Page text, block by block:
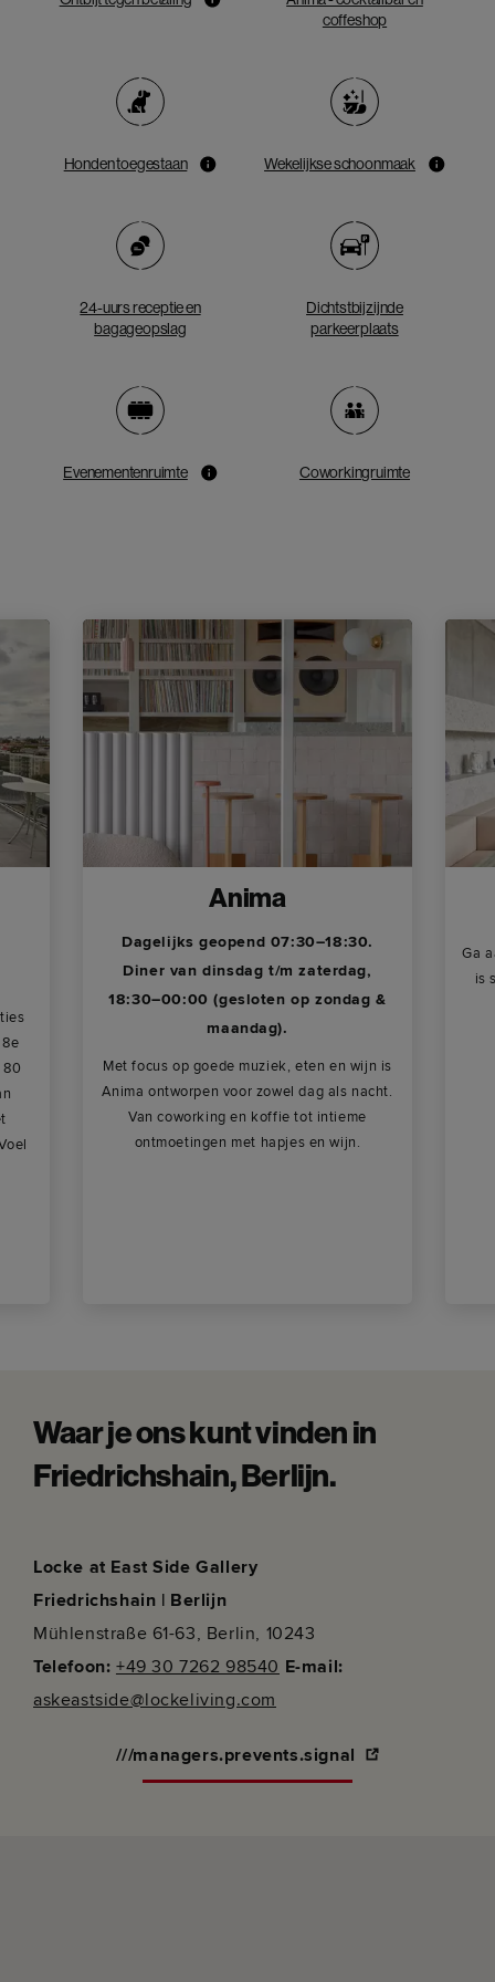
coffeshop
Honden toegestaan Wekelijkse schoonmaak
24-uurs receptie en
bagageopslag
Dichtstbijzijnde
parkeerplaats
Evenementenruimte Coworkingruimte
80
Anima
Dagelijks geopend 07:30–18:30.
Diner van dinsdag t/m zaterdag,
18:30–00:00 (gesloten op zondag &
maandag).
Met focus op goede muziek, eten en wijn is
Anima ontworpen voor zowel dag als nacht.
Van coworking en koffie tot intieme
ontmoetingen met hapjes en wijn.
Ga
is
Waar je ons kunt vinden in
Friedrichshain, Berlijn.
Locke at East Side Gallery
Friedrichshain | Berlijn
Mühlenstraße 61-63, Berlin, 10243
Telefoon: +49 30 7262 98540 E-mail:
askeastside@lockeliving.com
///managers.prevents.signal